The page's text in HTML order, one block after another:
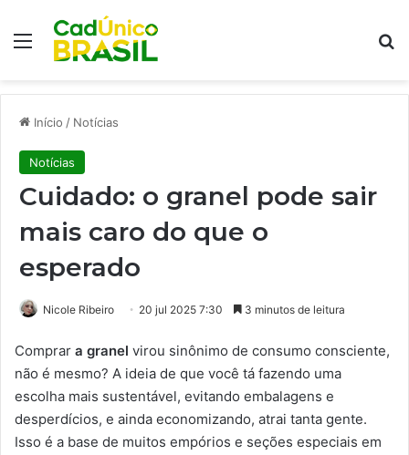
Menu
Início / Notícias
Notícias
Cuidado: o granel pode sair
mais caro do que o
esperado
Nicole Ribeiro 20 jul 2025 7:30 3 minutos de leitura
Comprar a granel virou sinônimo de consumo consciente,
não é mesmo? A ideia de que você tá fazendo uma
escolha mais sustentável, evitando embalagens e
desperdícios, e ainda economizando, atrai tanta gente.
Isso é a base de muitos empórios e seções especiais em